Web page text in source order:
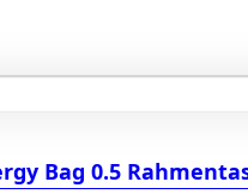
Bag 0.5